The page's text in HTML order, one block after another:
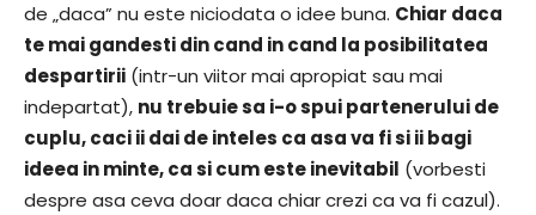
de „daca” nu este niciodata o idee buna. Chiar daca
te mai gandesti din cand in cand la posibilitatea
despartirii (intr-un viitor mai apropiat sau mai
indepartat), nu trebuie sa i-o spui partenerului de
cuplu, caci ii dai de inteles ca asa va fi si ii bagi
ideea in minte, ca si cum este inevitabil (vorbesti
despre asa ceva doar daca chiar crezi ca va fi cazul).